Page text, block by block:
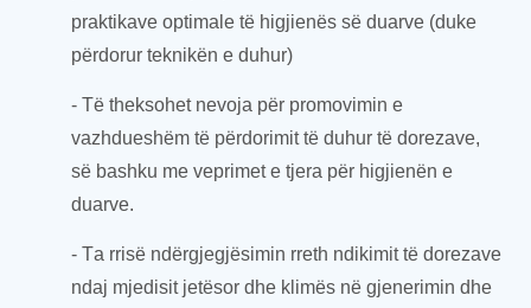
praktikave optimale të higjienës së duarve (duke
përdorur teknikën e duhur)
- Të theksohet nevoja për promovimin e
vazhdueshëm të përdorimit të duhur të dorezave,
së bashku me veprimete tjera për higjienën e
duarve.
- Ta rrisë ndërgjegjësimin rreth ndikimit të dorezave
ndaj mjedisit jetësor dhe klimës në gjenerimin dhe